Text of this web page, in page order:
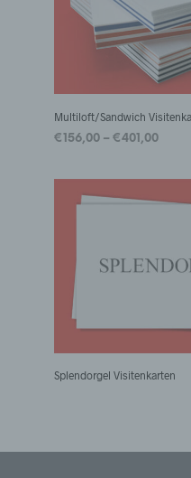
Multiloft/Sandwich
€ 156,00 – €401,00
Splendorgel Visitenkarten